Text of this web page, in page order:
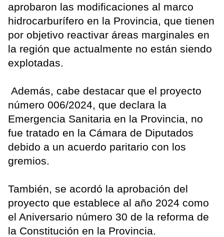
aprobaron las modificaciones al marco
hidrocarburífero en la Provincia, que tienen
por objetivo reactivar áreas marginales en
la región que actualmente no están siendo
explotadas.
Además, cabe destacar que el proyecto
número 006/2024, que declara la
Emergencia Sanitaria en la Provincia, no
fue tratado en la Cámara de Diputados
debido a un acuerdo paritario con los
gremios.
También, se acordó la aprobación del
proyecto que establece al año 2024 como
el Aniversario número 30 de la reforma de
la Constitución en la Provincia.